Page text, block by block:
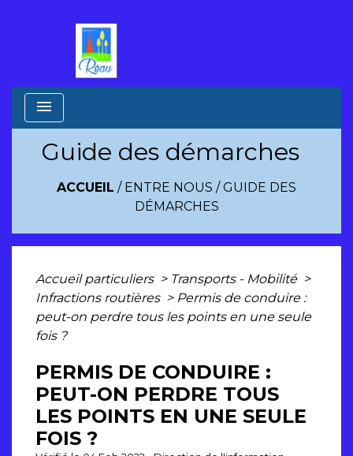
menu
Guide des démarches
ACCUEIL / ENTRE NOUS /GUIDE DES
DÉMARCHES
Accueil particuliers > Transports - Mobilité >
Infractions routières > Permis de conduire :
peut-on perdre tous les points en une seule
fois ?
PERMIS DE CONDUIRE :
PEUT-ON PERDRE TOUS
LES POINTS EN UNE SEULE
FOIS ?